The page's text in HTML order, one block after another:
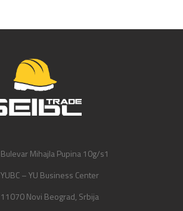
Bulevar Mihajla Pupina 10g/s1
YUBC – YU Business Center
11070 Novi Beograd, Srbija